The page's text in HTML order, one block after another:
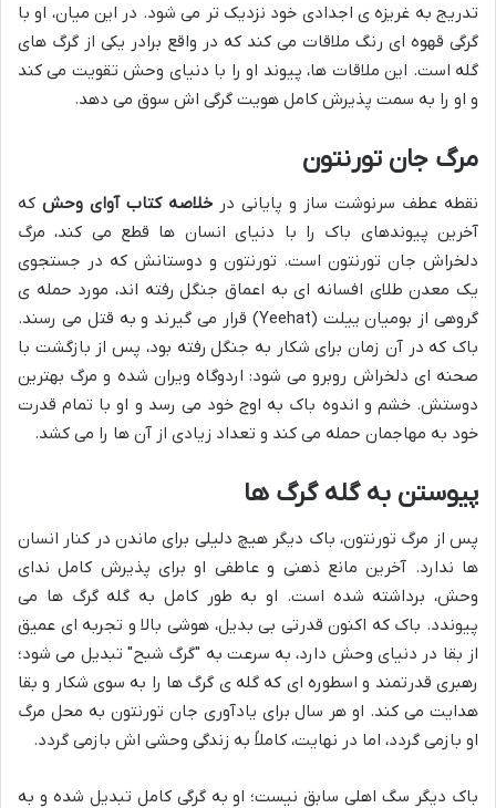
تدریج به غریزه ی اجدادی خود نزدیک تر می شود. در این میان، او با
گرگی قهوه ای رنگ ملاقات می کند که در واقع برادر یکی از گرگ های
گله است. این ملاقات ها، پیوند او را با دنیای وحش تقویت می کند
و او را به سمت پذیرش کامل هویت گرگی اش سوق می دهد.
مرگ جان تورنتون
نقطه عطف سرنوشت ساز و پایانی در خلاصه کتاب آوای وحش که
آخرین پیوندهای باک را با دنیای انسان ها قطع می کند، مرگ
دلخراش جان تورنتون است. تورنتون و دوستانش که در جستجوی
یک معدن طلای افسانه ای به اعماق جنگل رفته اند، مورد حمله ی
گروهی از بومیان ییلت (Yeehat) قرار می گیرند و به قتل می رسند.
باک که در آن زمان برای شکار به جنگل رفته بود، پس از بازگشت با
صحنه ای دلخراش روبرو می شود: اردوگاه ویران شده و مرگ بهترین
دوستش. خشم و اندوه باک به اوج خود می رسد و او با تمام قدرت
خود به مهاجمان حمله می کند و تعداد زیادی از آن ها را می کشد.
پیوستن به گله گرگ ها
پس از مرگ تورنتون، باک دیگر هیچ دلیلی برای ماندن در کنار انسان
ها ندارد. آخرین مانع ذهنی و عاطفی او برای پذیرش کامل ندای
وحش، برداشته شده است. او به طور کامل به گله گرگ ها می
پیوندد. باک که اکنون قدرتی بی بدیل، هوشی بالا و تجربه ای عمیق
از بقا در دنیای وحش دارد، به سرعت به "گرگ شبح" تبدیل می شود؛
رهبری قدرتمند و اسطوره ای که گله ی گرگ ها را به سوی شکار و بقا
هدایت می کند. او هر سال برای یادآوری جان تورنتون به محل مرگ
او بازمی گردد، اما در نهایت، کاملاً به زندگی وحشی اش بازمی گردد.
باک دیگر سگ اهلی سابق نیست؛ او به گرگی کامل تبدیل شده و به